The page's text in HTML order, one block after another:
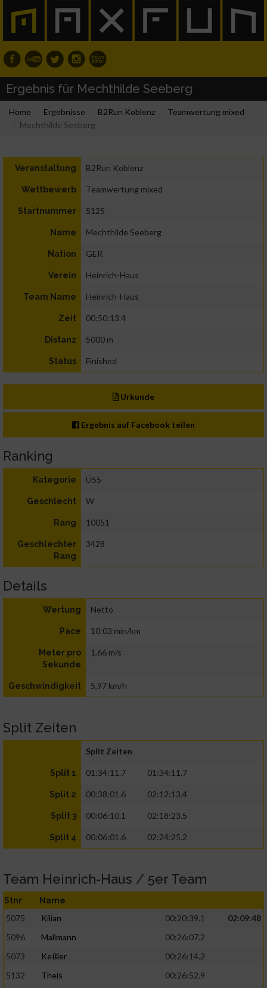
Ergebnis für Mechthilde Seeberg
Home Ergebnisse B2Run Koblenz
Teamwertung mixed
Mechthilde Seeberg
Veranstaltung B2Run Koblenz
Wettbewerb Teamwertung mixed
Startnummer 5125
Name Mechthilde Seeberg
Nation GER
Verein Heinrich-Haus
Team Name Heinrich-Haus
Zeit 00:50:13.4
Distanz 5000 m
Status Finished
Urkunde
Ergebnis auf Facebook teilen
Ranking
Kategorie Ü55
Geschlecht W
Rang 10051
Geschlechter
Rang
3428
Details
Wertung Netto
Pace 10:03 min/km
Meter pro
Sekunde
1,66 m/s
Geschwindigkeit 5,97 km/h
Split Zeiten
Split Zeiten
Split 1 01:34:11.7 01:34:11.7
Split 2 00:38:01.6 02:12:13.4
Split 3 00:06:10.1 02:18:23.5
Split 4 00:06:01.6 02:24:25.2
Team Heinrich-Haus / 5er Team
Stnr Name
5075 Kilian 00:20:39.1
02:09:48
5096
Mallmann
00:26:07.2
5073
Keßler
00:26:14.2
5132
Theis
00:26:52.9